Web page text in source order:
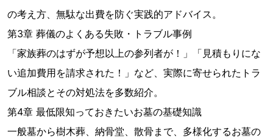
の考え方、無駄な出費を防ぐ実践的アドバイス。
第3章 葬儀のよくある失敗・トラブル事例
「家族葬のはずが予想以上の参列者が！」「見積もりにな
い追加費用を請求された！」など、実際に寄せられたトラ
ブル相談とその対処法を多数紹介。
第4章 最低限知っておきたいお墓の基礎知識
一般墓から樹木葬、納骨堂、散骨まで、多様化するお墓の